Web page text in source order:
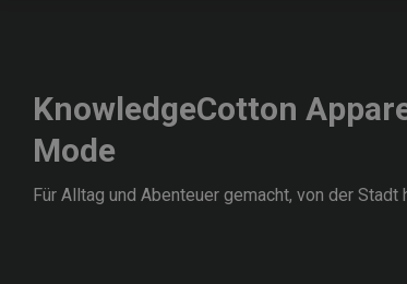
KnowledgeCotton
Mode
Für Alltag und Abenteuer gemacht, von der Stadt